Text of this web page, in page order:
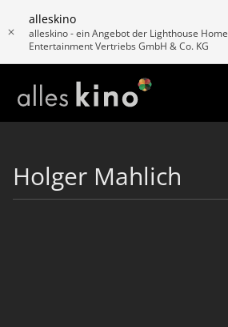
alleskino
alleskino - ein Angebot der Lighthouse Home
Entertainment Vertriebs GmbH & Co. KG
Holger Mahlich